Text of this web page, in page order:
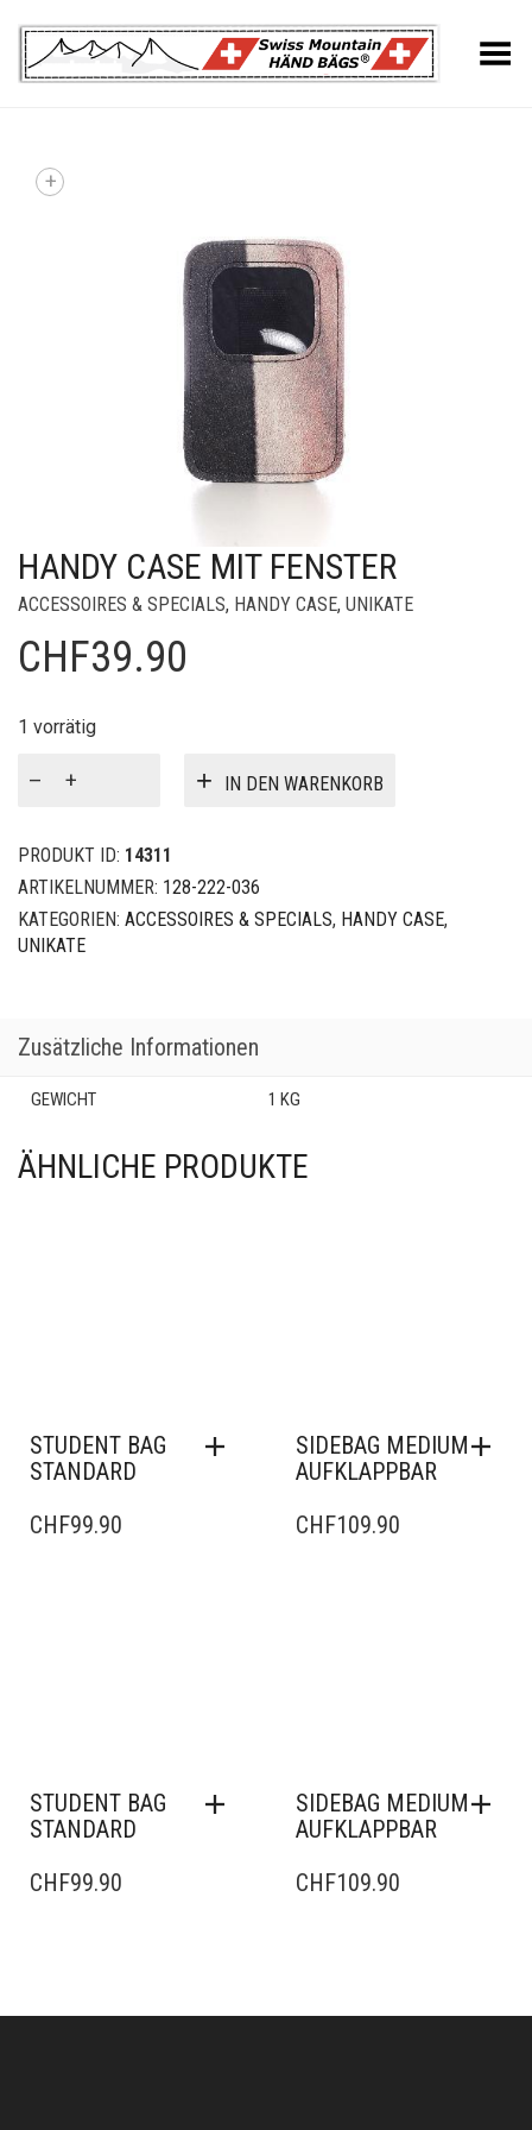
Toggle Menu
+
HANDY CASE MIT FENSTER
ACCESSOIRES & SPECIALS, HANDY CASE, UNIKATE
CHF39.90
1 vorrätig
Fenster
IN DEN WARENKORB
PRODUKT ID: 14311
ARTIKELNUMMER: 128-222-036
KATEGORIEN: ACCESSOIRES & SPECIALS, HANDY CASE,
UNIKATE
Zusätzliche Informationen
GEWICHT 1 KG
ÄHNLICHE PRODUKTE
STUDENT BAG
STANDARD
CHF99.90
SIDEBAG MEDIUM
AUFKLAPPBAR
CHF109.90
STUDENT BAG
STANDARD
CHF99.90
SIDEBAG MEDIUM
AUFKLAPPBAR
CHF109.90